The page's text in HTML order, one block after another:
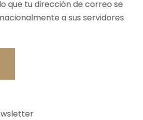
que tu dirección de correo se
a sus servidores